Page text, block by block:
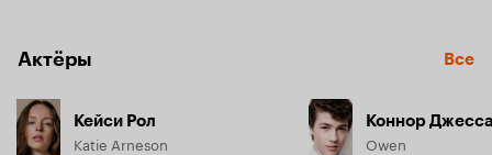
Актёры Все
Кейси Рол
Katie Arneson
Коннор
Owen